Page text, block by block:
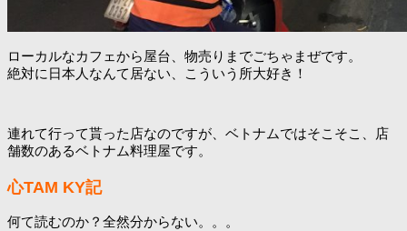
ローカルなカフェから屋台、物売りまでごちゃまぜです。
絶対に日本人なんて居ない、こういう所大好き！
連れて行って貰った店なのですが、ベトナムではそこそこ、店
舗数のあるベトナム料理屋です。
心TAM KY記
何て読むのか？全然分からない。。。